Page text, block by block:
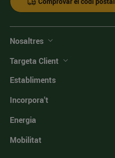
Nosaltres
Targeta Client
Establiments
Incorpora't
Energia
Mobilitat